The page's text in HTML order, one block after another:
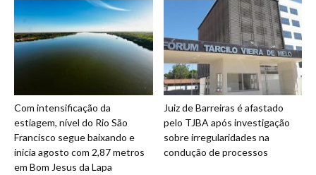
Com intensificação da
estiagem, nível do Rio São
Francisco segue baixando e
inicia agosto com 2,87 metros
em Bom Jesus da Lapa
Juiz de Barreiras é afastado
pelo TJBA após investigação
sobre irregularidades na
condução de processos